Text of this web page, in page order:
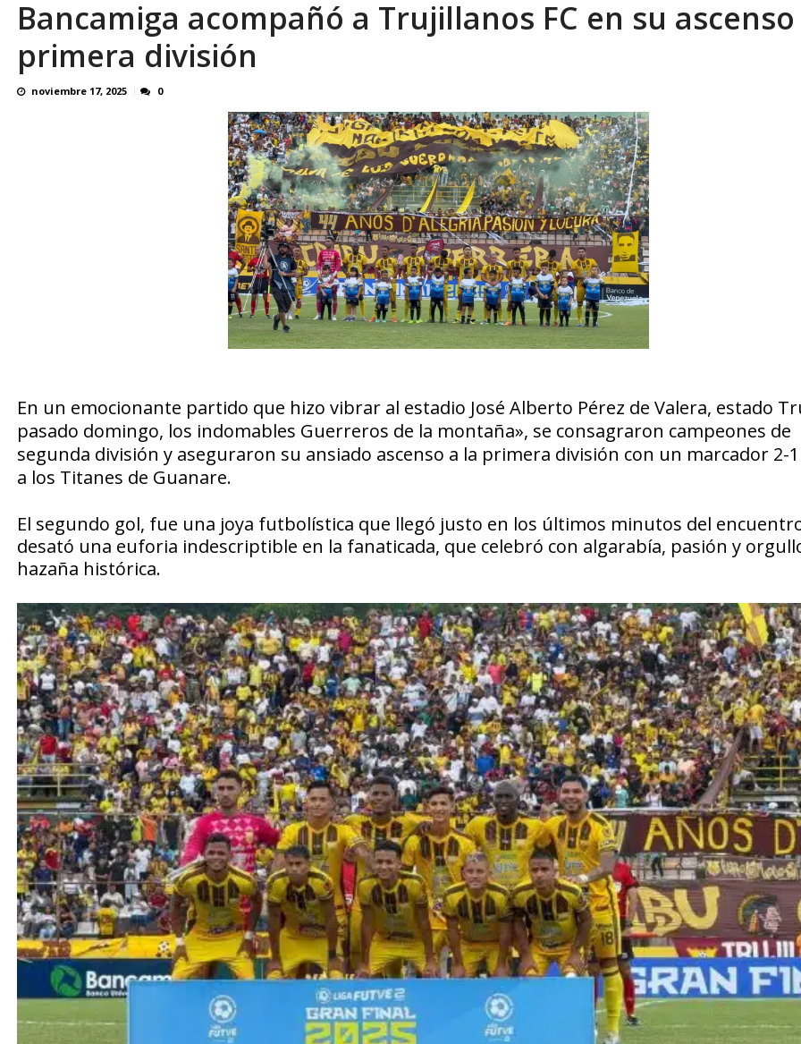
Ceuta alerta que la situación de los menores migrantes es «insostenible» AGOSTO 6, 2026
Bancamiga acompañó a Trujillanos FC en su
primera división
noviembre 17, 2025 0
En un emocionante partido que hizo vibrar al estadio José Alberto Pérez de Valera, estado
pasado domingo, los indomables Guerreros de la montaña», se consagraron campeones de
segunda división y aseguraron su ansiado ascenso a la primera división con un marcador 2-
a los Titanes de Guanare.
El segundo gol, fue una joya futbolística que llegó justo en los últimos minutos del
desató una euforia indescriptible en la fanaticada, que celebró con algarabía, pasión y
hazaña histórica.